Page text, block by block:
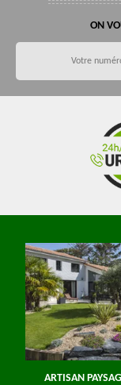
ON
ARTISAN